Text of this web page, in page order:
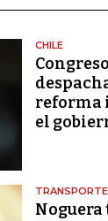
CHILE
reforma
el
TRANSPORTE
Noguera